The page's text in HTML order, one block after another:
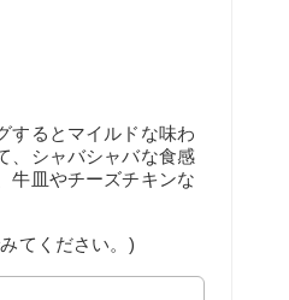
するとマイルドな味わ
、シャバシャバな食感
牛皿やチーズチキンな
てください。)